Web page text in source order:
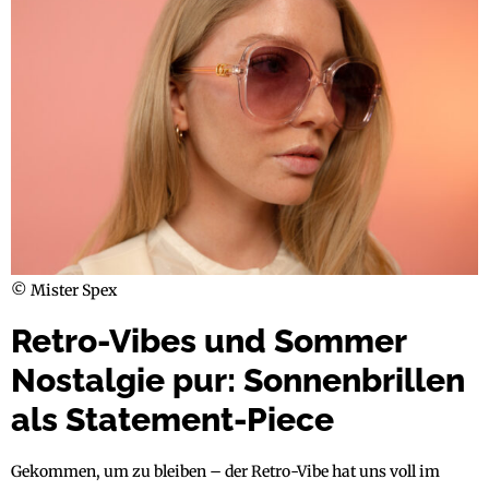
© Mister Spex
Retro-Vibes und Sommer
Nostalgie pur: Sonnenbrillen
als Statement-Piece
Gekommen, um zu bleiben – der Retro-Vibe hat uns voll im